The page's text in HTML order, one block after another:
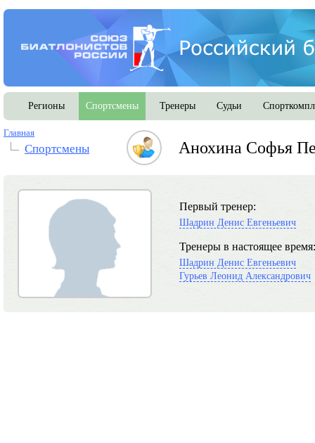
Регионы Спортсмены Тренеры Судьи
Главная
Спортсмены Анохина Софья
Первый тренер:
Шадрин Денис Евгеньевич
Тренеры в настоящее время:
Шадрин Денис Евгеньевич
Гурьев Леонид Александрович